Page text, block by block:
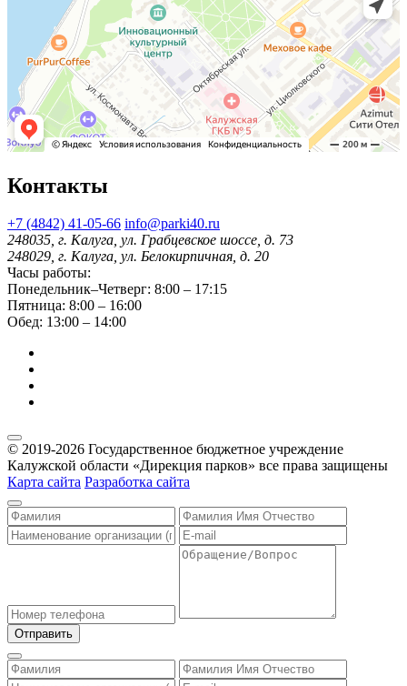
Контакты
+7 (4842) 41-05-66 info@parki40.ru
248035, г. Калуга, ул. Грабцевское шоссе, д. 73
248029, г. Калуга, ул. Белокирпичная, д. 20
Часы работы:
Понедельник–Четверг: 8:00 – 17:15
Пятница: 8:00 – 16:00
Обед: 13:00 – 14:00
© 2019-2026 Государственное бюджетное учреждение
Калужской области «Дирекция парков» все права защищены
Карта сайта Разработка сайта
Отправить